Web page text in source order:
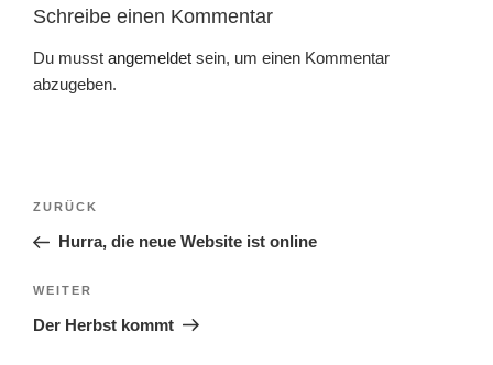
Schreibe einen Kommentar
Du musst angemeldet sein, um einen Kommentar
abzugeben.
Beitragsnavigation
Vorheriger
Beitrag
ZURÜCK
Hurra, die neue Website ist online
Nächster
Beitrag
WEITER
Der Herbst kommt